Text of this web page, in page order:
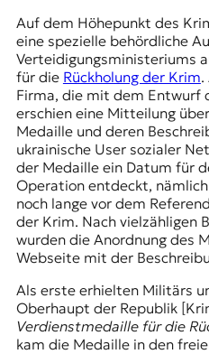
Auf dem Höhepunkt des
eine spezielle behördliche
Verteidigungsministeriums
für die Rückholung der Krim.
Firma, die mit dem Entwurf
erschien eine Mitteilung
Medaille und deren
ukrainische User sozialer
der Medaille ein Datum für
Operation entdeckt,
noch lange vor dem
der Krim. Nach vielzähligen
wurden die Anordnung des
Webseite mit der
Als erste erhielten Militärs
Oberhaupt der Republik
Verdienstmedaille für die
kam die Medaille in den